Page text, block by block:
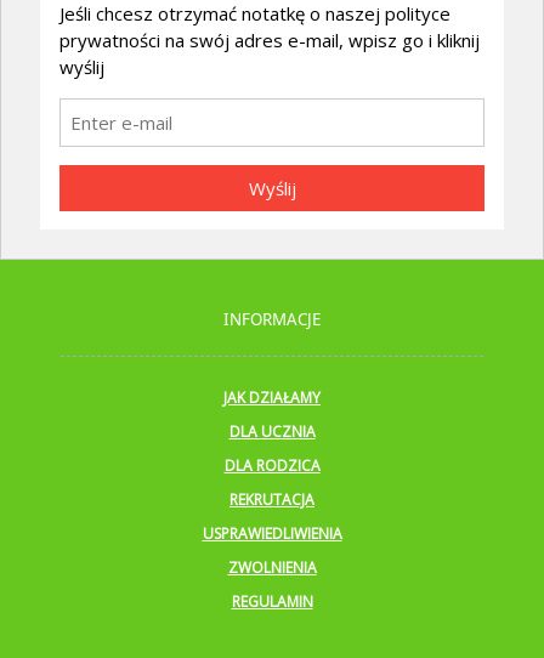
Jeśli chcesz otrzymać notatkę o naszej polityce
prywatności na swój adres e-mail, wpisz go i kliknij
wyślij
Wyślij
INFORMACJE
JAK DZIAŁAMY
DLA UCZNIA
DLA RODZICA
REKRUTACJA
USPRAWIEDLIWIENIA
ZWOLNIENIA
REGULAMIN